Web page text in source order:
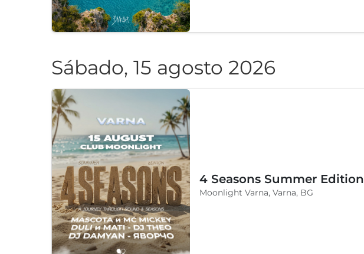
Sábado, 15 agosto 2026
4 Seasons Summer Edition
Moonlight Varna, Varna, BG